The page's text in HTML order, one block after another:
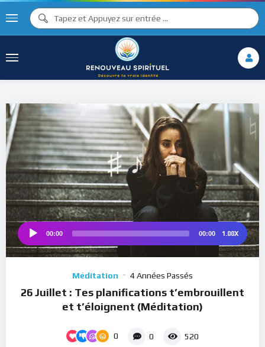
♫ ♩
♩
♯ ♪ ♯ ♬
♫
♮
Audio
00:00 00:00 1.00X
Méditation 4 Années Passés
26 Juillet : Tes planifications t’embrouillent
et t’éloignent (Méditation)
0 0 520